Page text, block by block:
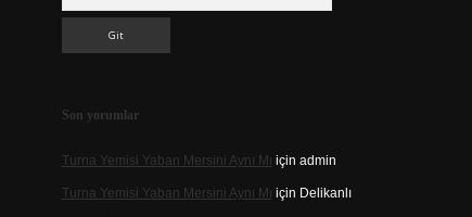
Son yorumlar
Turna Yemisi Yaban Mersini Aynı Mı için admin
Turna Yemisi Yaban Mersini Aynı Mı için Delikanlı